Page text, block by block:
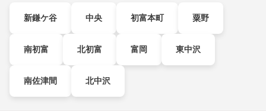
新鎌ケ谷 中央 初富本町 粟野
南初富 北初富 富岡 東中沢
南佐津間 北中沢